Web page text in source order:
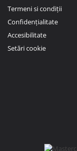
Termeni si condiții
Confidențialitate
Accesibilitate
Setări cookie